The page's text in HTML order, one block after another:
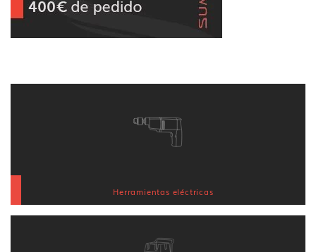
Herramientas eléctricas